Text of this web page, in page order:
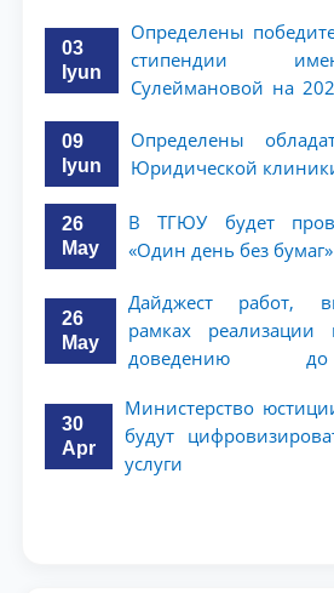
поколения»
03
Iyun
Определены
стипендии
Сулеймановой на
09
Iyun
Определены
Юридической
26
May
В ТГЮУ будет
«Один день без бумаг»
26
May
Дайджест работ,
рамках реализации
доведению
задач,
Президента
Шавкат Мирзиёев
30
Apr
Министерство
будут
услуги